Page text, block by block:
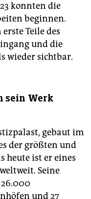
konnten die
beginnen.
Teile des
und die
wieder sichtbar.
sein Werk
gebaut im
der größten und
heute ist er eines
Seine
und 27